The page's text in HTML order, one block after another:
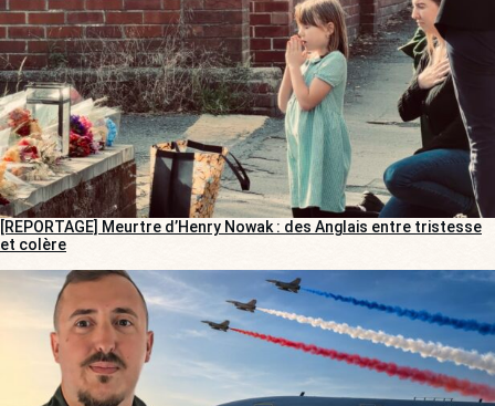
[REPORTAGE] Meurtre d’Henry Nowak : des Anglais entre tristesse
et colère